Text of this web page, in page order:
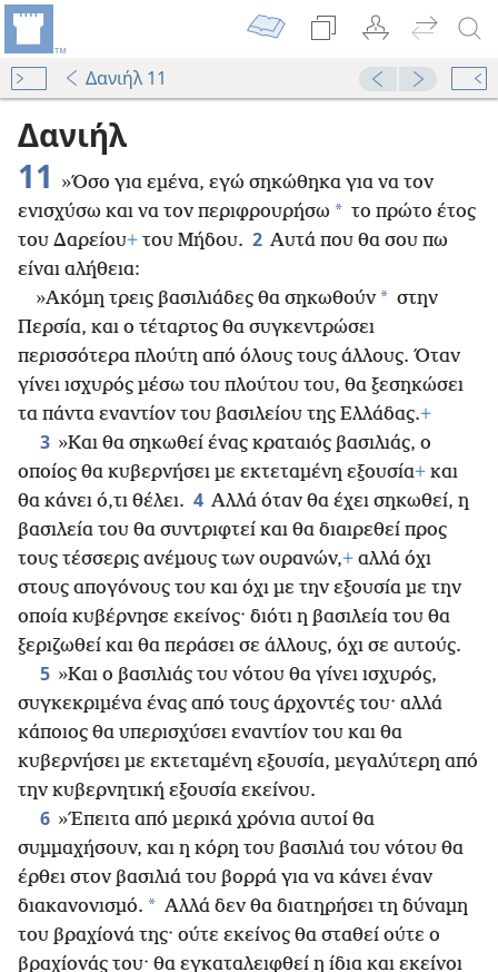
Δανιήλ 11
Δανιήλ
11
»Όσο για εμένα, εγώ σηκώθηκα για να τον
ενισχύσω και να τον περιφρουρήσω * το πρώτο έτος
του Δαρείου+ του Μήδου. 2 Αυτά που θα σου πω
είναι αλήθεια:
»Ακόμη τρεις βασιλιάδες θα σηκωθούν * στην
Περσία, και ο τέταρτος θα συγκεντρώσει
περισσότερα πλούτη από όλους τους άλλους. Όταν
γίνει ισχυρός μέσω του πλούτου του, θα ξεσηκώσει
τα πάντα εναντίον του βασιλείου της Ελλάδας.+
3 »Και θα σηκωθεί ένας κραταιός βασιλιάς, ο
οποίος θα κυβερνήσει με εκτεταμένη εξουσία+ και
θα κάνει ό,τι θέλει. 4 Αλλά όταν θα έχει σηκωθεί, η
βασιλεία του θα συντριφτεί και θα διαιρεθεί προς
τους τέσσερις ανέμους των ουρανών,+ αλλά όχι
στους απογόνους του και όχι με την εξουσία με την
οποία κυβέρνησε εκείνος· διότι η βασιλεία του θα
ξεριζωθεί και θα περάσει σε άλλους, όχι σε αυτούς.
5 »Και ο βασιλιάς του νότου θα γίνει ισχυρός,
συγκεκριμένα ένας από τους άρχοντές του· αλλά
κάποιος θα υπερισχύσει εναντίον του και θα
κυβερνήσει με εκτεταμένη εξουσία, μεγαλύτερη από
την κυβερνητική εξουσία εκείνου.
6 »Έπειτα από μερικά χρόνια αυτοί θα
συμμαχήσουν, και η κόρη του βασιλιά του νότου θα
έρθει στον βασιλιά του βορρά για να κάνει έναν
διακανονισμό. * Αλλά δεν θα διατηρήσει τη δύναμη
του βραχίονά της· ούτε εκείνος θα σταθεί ούτε ο
βραχίονάς του· θα εγκαταλειφθεί η ίδια και εκείνοι